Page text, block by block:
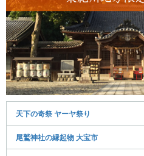
天下の奇祭 ヤーヤ祭り
尾鷲神社の縁起物 大宝市